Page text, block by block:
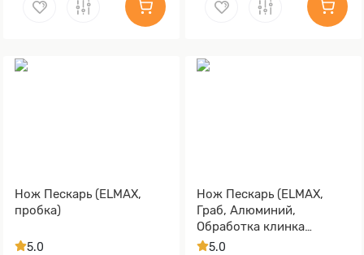
Нож Пескарь (ELMAX,
пробка)
5.0
Нож Пескарь (ELMAX,
Граб, Алюминий,
Обработка клинка
Stonewash)
5.0